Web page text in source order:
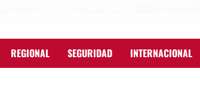
REGIONAL SEGURIDAD INTERNACIONAL